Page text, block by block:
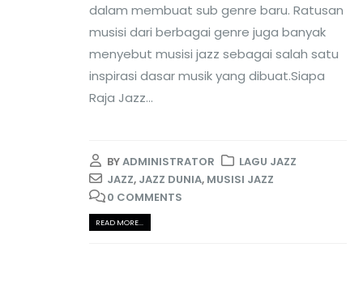
dalam membuat sub genre baru. Ratusan
musisi dari berbagai genre juga banyak
menyebut musisi jazz sebagai salah satu
inspirasi dasar musik yang dibuat.Siapa
Raja Jazz...
BYADMINISTRATOR
LAGU JAZZ
JAZZ, JAZZ DUNIA, MUSISI JAZZ
0 COMMENTS
READ MORE...